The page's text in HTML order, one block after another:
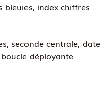
bleuies, index chiffres
seconde centrale, date
déployante